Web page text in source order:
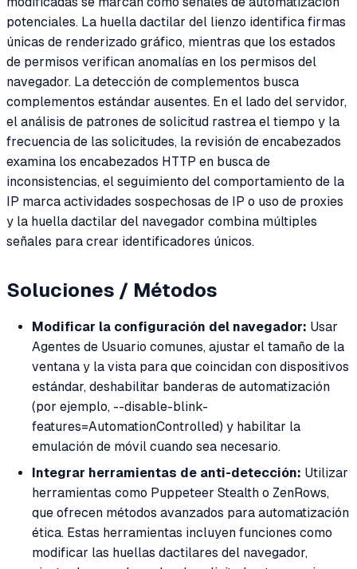
potenciales. La huella dactilar del lienzo identifica firmas
únicas de renderizado gráfico, mientras que los estados
de permisos verifican anomalías en los permisos del
navegador. La detección de complementos busca
complementos estándar ausentes. En el lado del servidor,
el análisis de patrones de solicitud rastrea el tiempo y la
frecuencia de las solicitudes, la revisión de encabezados
examina los encabezados HTTP en busca de
inconsistencias, el seguimiento del comportamiento de la
IP marca actividades sospechosas de IP o uso de proxies
y la huella dactilar del navegador combina múltiples
señales para crear identificadores únicos.
Soluciones / Métodos
Modificar la configuración del navegador: Usar
Agentes de Usuario comunes, ajustar el tamaño de la
ventana y la vista para que coincidan con dispositivos
estándar, deshabilitar banderas de automatización
(por ejemplo, --disable-blink-
features=AutomationControlled) y habilitar la
emulación de móvil cuando sea necesario.
Integrar herramientas de anti-detección: Utilizar
herramientas como Puppeteer Stealth o ZenRows,
que ofrecen métodos avanzados para automatización
ética. Estas herramientas incluyen funciones como
modificar las huellas dactilares del navegador,